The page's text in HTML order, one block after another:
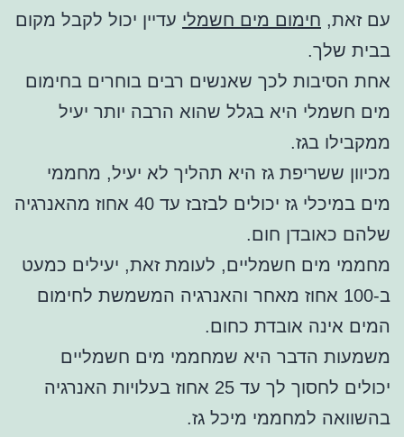
עם זאת, חימום מים חשמלי עדיין יכול לקבל מקום
בבית שלך.
אחת הסיבות לכך שאנשים רבים בוחרים בחימום
מים חשמלי היא בגלל שהוא הרבה יותר יעיל
ממקבילו בגז.
מכיוון ששריפת גז היא תהליך לא יעיל, מחממי
מים במיכלי גז יכולים לבזבז עד 40 אחוז מהאנרגיה
שלהם כאובדן חום.
מחממי מים חשמליים, לעומת זאת, יעילים כמעט
ב-100 אחוז מאחר והאנרגיה המשמשת לחימום
המים אינה אובדת כחום.
משמעות הדבר היא שמחממי מים חשמליים
יכולים לחסוך לך עד 25 אחוז בעלויות האנרגיה
בהשוואה למחממי מיכל גז.